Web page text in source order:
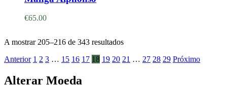
€65.00
A mostrar 205–216 de 343 resultados
Anterior 1 2 3 … 15 16 17 18 19 20 21 … 27 28 29 Próximo
Alterar Moeda